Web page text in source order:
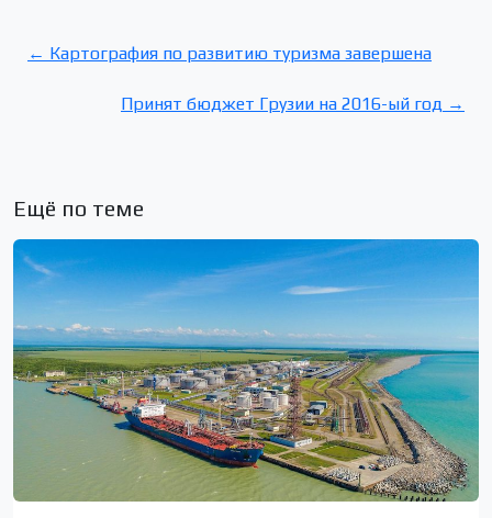
← Картография по развитию туризма завершена
Принят бюджет Грузии на 2016-ый год →
Ещё по теме